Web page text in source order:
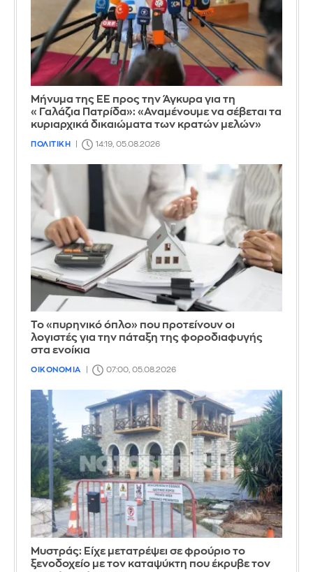
Μήνυμα της ΕΕ προς την Άγκυρα για τη
«Γαλάζια Πατρίδα»: «Αναμένουμε να σέβεται τα
κυριαρχικά δικαιώματα των κρατών μελών»
ΠΟΛΙΤΙΚΗ 14:19, 05.08.2026
Το «πυρηνικό όπλο» που προτείνουν οι
λογιστές για την πάταξη της φοροδιαφυγής
στα ενοίκια
ΟΙΚΟΝΟΜΙΑ 07:00, 05.08.2026
Mυστράς: Είχε μετατρέψει σε φρούριο το
ξενοδοχείο με τον καταψύκτη που έκρυβε τον